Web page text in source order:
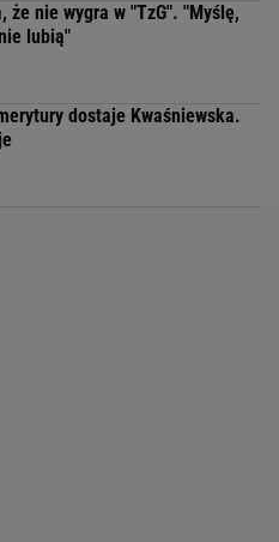
że nie wygra w "TzG". "Myślę,
lubią"
dostaje Kwaśniewska.